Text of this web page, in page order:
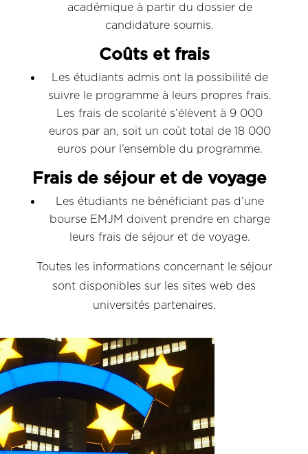
académique à partir du dossier de
candidature soumis.
Coûts et frais
Les étudiants admis ont la possibilité de
suivre le programme à leurs propres frais.
Les frais de scolarité s’élèvent à 9 000
euros par an, soit un coût total de 18 000
euros pour l’ensemble du programme.
Frais de séjour et de voyage
Les étudiants ne bénéficiant pas d’une
bourse EMJM doivent prendre en charge
leurs frais de séjour et de voyage.
Toutes les informations concernant le séjour
sont disponibles sur les sites web des
universités partenaires.